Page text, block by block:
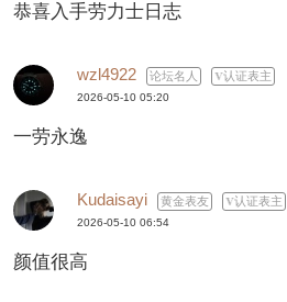
恭喜入手劳力士日志
wzl4922 论坛名人 认证表主
2026-05-10 05:20
一劳永逸
Kudaisayi 黄金表友 认证表主
2026-05-10 06:54
颜值很高